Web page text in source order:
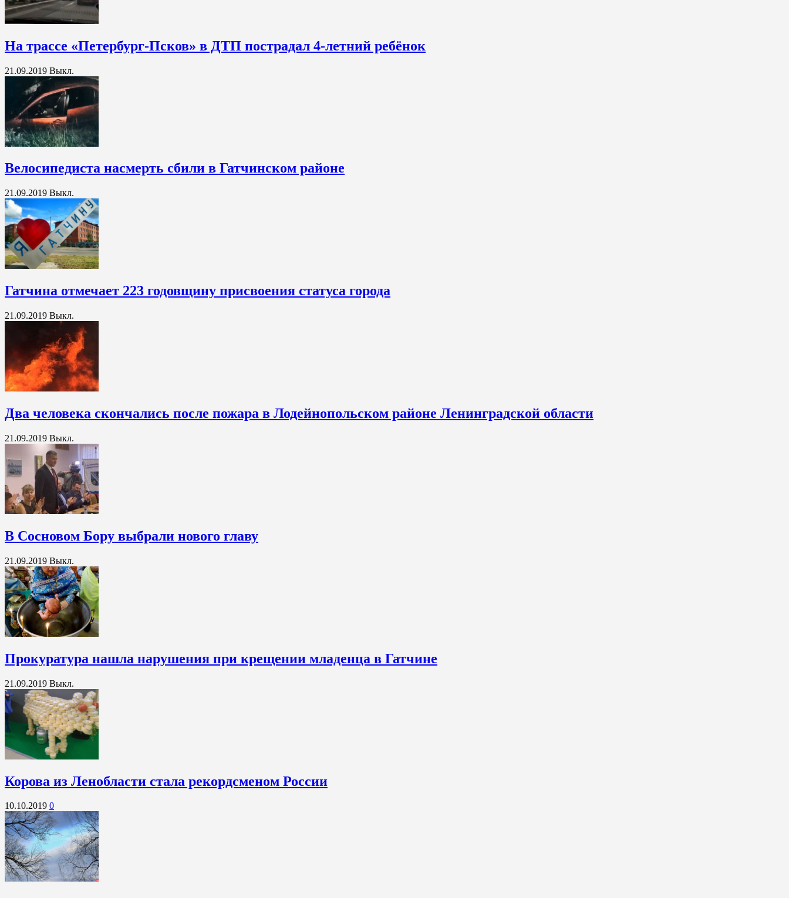
На трассе «Петербург-Псков» в ДТП пострадал 4-летний ребёнок
21.09.2019 Выкл.
Велосипедиста насмерть сбили в Гатчинском районе
21.09.2019 Выкл.
Гатчина отмечает 223 годовщину присвоения статуса города
21.09.2019 Выкл.
Два человека скончались после пожара в Лодейнопольском районе Ленинградской области
21.09.2019 Выкл.
В Сосновом Бору выбрали нового главу
21.09.2019 Выкл.
Прокуратура нашла нарушения при крещении младенца в Гатчине
21.09.2019 Выкл.
Корова из Ленобласти стала рекордсменом России
10.10.2019 0